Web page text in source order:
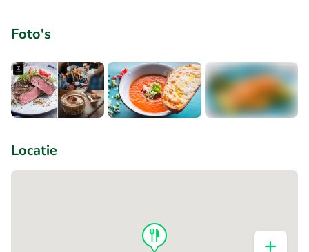
Foto's
Locatie